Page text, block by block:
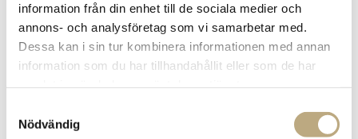
information från din enhet till de sociala medier och
annons- och analysföretag som vi samarbetar med.
Dessa kan i sin tur kombinera informationen med annan
information som du har tillhandahållit eller som de har
Nödvändig